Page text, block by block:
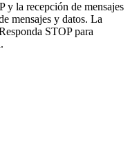
y la recepción de mensajes
mensajes y datos. La
STOP para